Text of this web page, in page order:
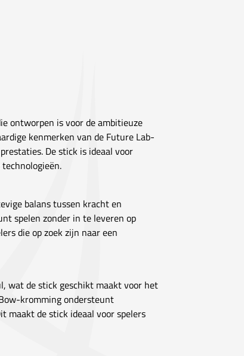
ontworpen is voor de ambitieuze
kenmerken van de Future Lab-
De stick is ideaal voor
balans tussen kracht en
spelen zonder in te leveren op
die op zoek zijn naar een
wat de stick geschikt maakt voor het
kromming ondersteunt
maakt de stick ideaal voor spelers